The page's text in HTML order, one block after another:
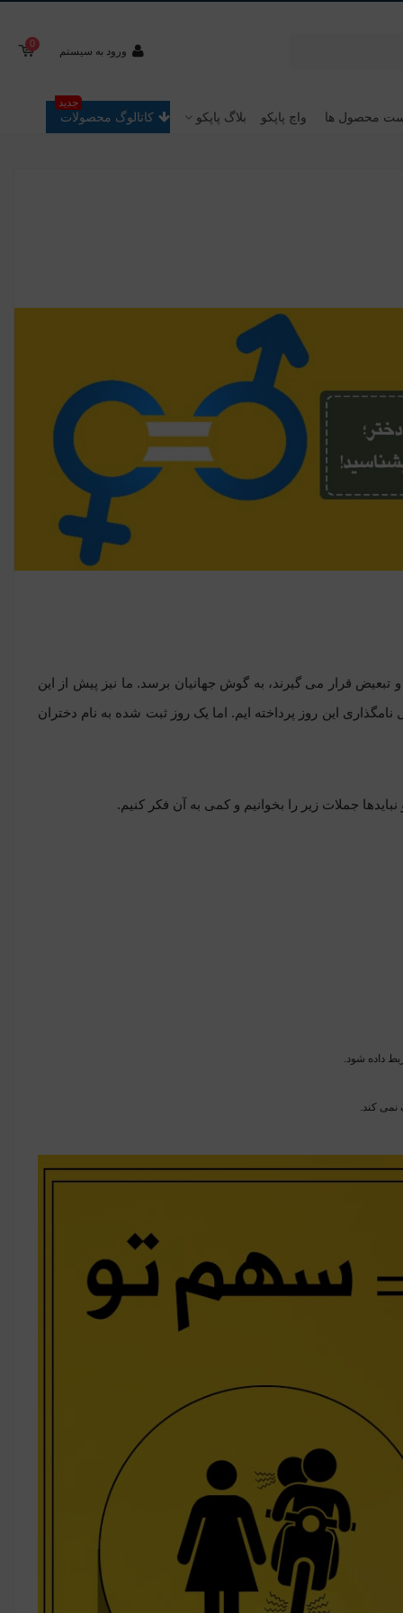
ورود به سیستم
0
محصول ها واچ پاپکو بلاگ پاپکو کاتالوگ محصولات
جدید
و تبعیض قرار می گیرند، به گوش جهانیان برسد. ما نیز پیش از این
نامگذاری این روز پرداخته ایم. اما یک روز ثبت شده به نام دختران
جملات زیر را بخوانیم و کمی به آن فکر کنیم.
داده شود.
نمی کند.